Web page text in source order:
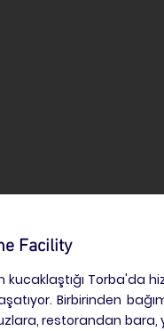
Facility
kucaklaştığı Torba'da
Birbirinden
restorandan